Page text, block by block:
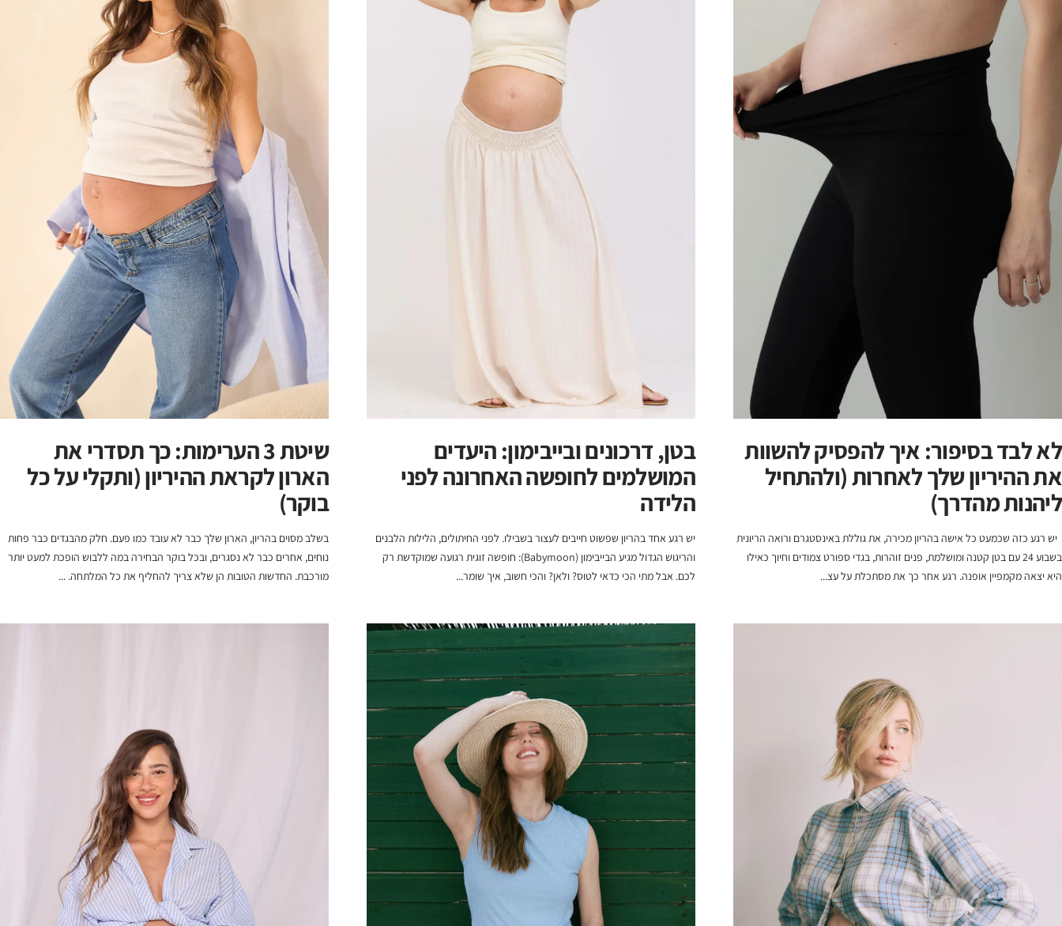
לא לבד בסיפור: איך להפסיק להשוות
את ההיריון שלך לאחרות (ולהתחיל
ליהנות מהדרך)
יש רגע כזה שכמעט כל אישה בהריון מכירה, את גוללת באינסטגרם ורואה הריונית
בשבוע 24 עם בטן קטנה ומושלמת, פנים זוהרות, בגדי ספורט צמודים וחיוך כאילו
היא יצאה מקמפיין אופנה. רגע אחר כך את מסתכלת על עצ...
בטן, דרכונים ובייבימון: היעדים
המושלמים לחופשה האחרונה לפני
הלידה
יש רגע אחד בהריון שפשוט חייבים לעצור בשבילו. לפני החיתולים, הלילות הלבנים
והריגוש הגדול מגיע הבייבימון (Babymoon): חופשה זוגית רגועה שמוקדשת רק
לכם. אבל מתי הכי כדאי לטוס? ולאן? והכי חשוב, איך שומר...
שיטת 3 הערימות: כך תסדרי את
הארון לקראת ההיריון (ותקלי על כל
בוקר)
בשלב מסוים בהריון, הארון שלך כבר לא עובד כמו פעם. חלק מהבגדים כבר פחות
נוחים, אחרים כבר לא נסגרים, ובכל בוקר הבחירה במה ללבוש הופכת למעט יותר
מורכבת. החדשות הטובות הן שלא צריך להחליף את כל המלתחה. ...